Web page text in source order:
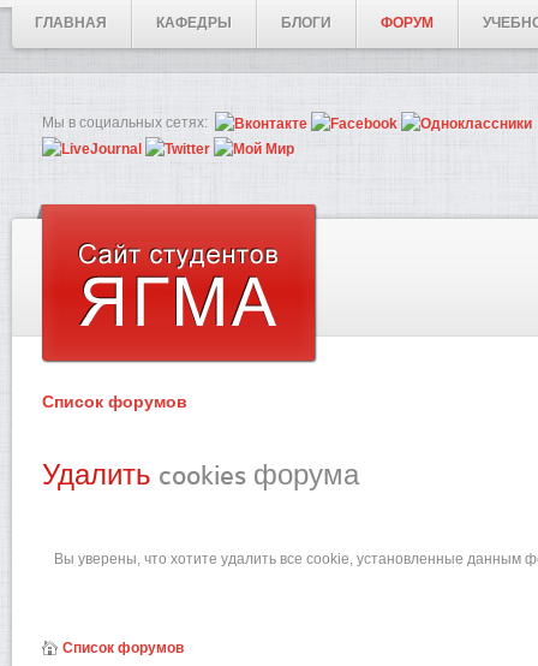
ГЛАВНАЯ КАФЕДРЫ БЛОГИ ФОРУМ
Мы в социальных сетях:
Список форумов
Удалить cookies форума
Вы уверены, что хотите удалить все cookie, установленные данным
Список форумов